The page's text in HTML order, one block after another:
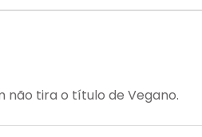
não tira o título de Vegano.